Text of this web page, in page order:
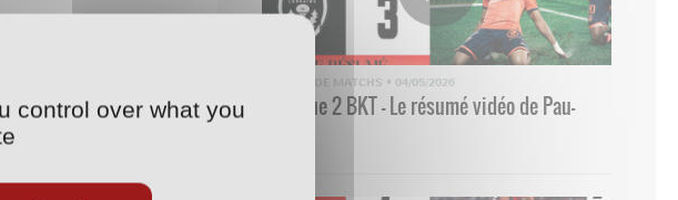
RÉSUMÉ DE MATCHS • 04/05/2026
33 Ligue 2 BKT - Le résumé vidéo de Pau-
control over what you